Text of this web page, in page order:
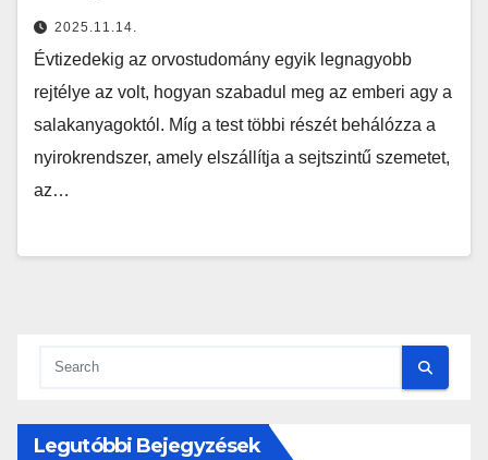
2025.11.14.
Évtizedekig az orvostudomány egyik legnagyobb
rejtélye az volt, hogyan szabadul meg az emberi agy a
salakanyagoktól. Míg a test többi részét behálózza a
nyirokrendszer, amely elszállítja a sejtszintű szemetet,
az…
Legutóbbi Bejegyzések